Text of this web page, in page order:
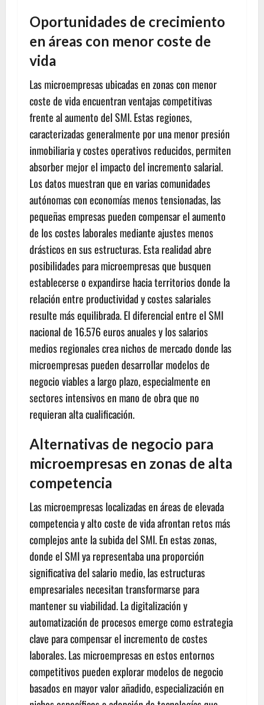
Oportunidades de crecimiento
en áreas con menor coste de
vida
Las microempresas ubicadas en zonas con menor
coste de vida encuentran ventajas competitivas
frente al aumento del SMI. Estas regiones,
caracterizadas generalmente por una menor presión
inmobiliaria y costes operativos reducidos, permiten
absorber mejor el impacto del incremento salarial.
Los datos muestran que en varias comunidades
autónomas con economías menos tensionadas, las
pequeñas empresas pueden compensar el aumento
de los costes laborales mediante ajustes menos
drásticos en sus estructuras. Esta realidad abre
posibilidades para microempresas que busquen
establecerse o expandirse hacia territorios donde la
relación entre productividad y costes salariales
resulte más equilibrada. El diferencial entre el SMI
nacional de 16.576 euros anuales y los salarios
medios regionales crea nichos de mercado donde las
microempresas pueden desarrollar modelos de
negocio viables a largo plazo, especialmente en
sectores intensivos en mano de obra que no
requieran alta cualificación.
Alternativas de negocio para
microempresas en zonas de alta
competencia
Las microempresas localizadas en áreas de elevada
competencia y alto coste de vida afrontan retos más
complejos ante la subida del SMI. En estas zonas,
donde el SMI ya representaba una proporción
significativa del salario medio, las estructuras
empresariales necesitan transformarse para
mantener su viabilidad. La digitalización y
automatización de procesos emerge como estrategia
clave para compensar el incremento de costes
laborales. Las microempresas en estos entornos
competitivos pueden explorar modelos de negocio
basados en mayor valor añadido, especialización en